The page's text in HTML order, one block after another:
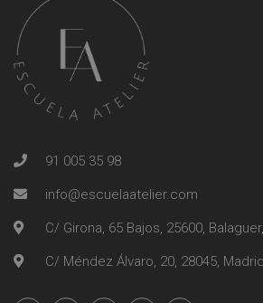
91 005 35 98
info@escuelaatelier.com
C/ Girona, 65 Bajos, 25600,
C/ Méndez Álvaro, 20, 28045, Madrid